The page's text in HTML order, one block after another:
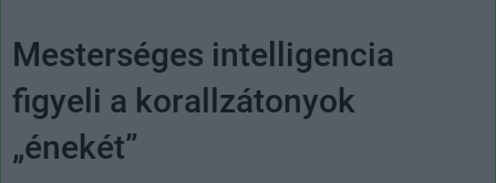
Mesterséges intelligencia
figyeli a korallzátonyok
„énekét”